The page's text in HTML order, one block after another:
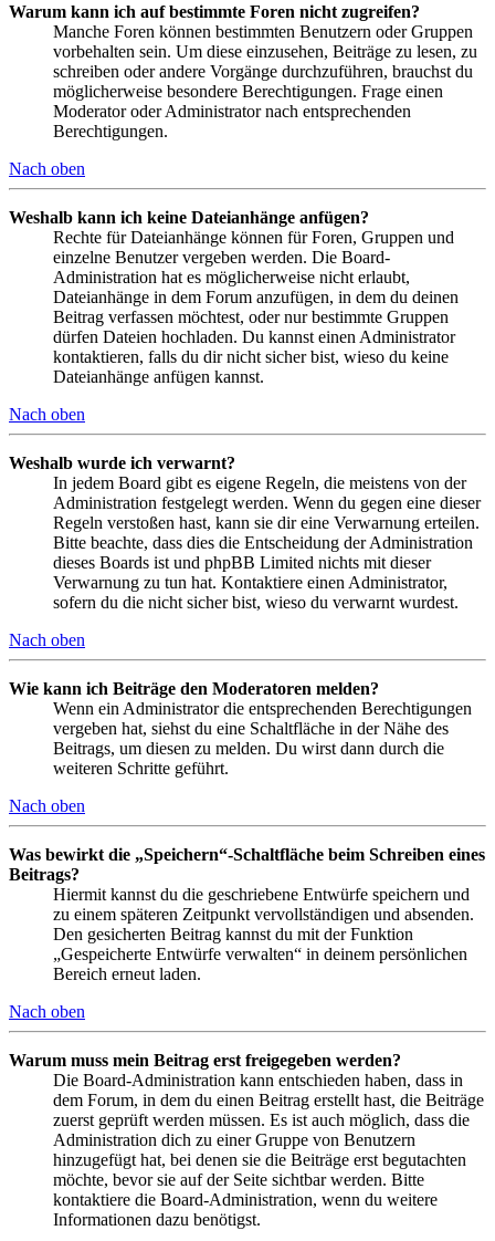
Warum kann ich auf bestimmte Foren nicht zugreifen?
Manche Foren können bestimmten Benutzern oder Gruppen
vorbehalten sein. Um diese einzusehen, Beiträge zu lesen, zu
schreiben oder andere Vorgänge durchzuführen, brauchst du
möglicherweise besondere Berechtigungen. Frage einen
Moderator oder Administrator nach entsprechenden
Berechtigungen.
Nach oben
Weshalb kann ich keine Dateianhänge anfügen?
Rechte für Dateianhänge können für Foren, Gruppen und
einzelne Benutzer vergeben werden. Die Board-
Administration hat es möglicherweise nicht erlaubt,
Dateianhänge in dem Forum anzufügen, in dem du deinen
Beitrag verfassen möchtest, oder nur bestimmte Gruppen
dürfen Dateien hochladen. Du kannst einen Administrator
kontaktieren, falls du dir nicht sicher bist, wieso du keine
Dateianhänge anfügen kannst.
Nach oben
Weshalb wurde ich verwarnt?
In jedem Board gibt es eigene Regeln, die meistens von der
Administration festgelegt werden. Wenn du gegen eine dieser
Regeln verstoßen hast, kann sie dir eine Verwarnung erteilen.
Bitte beachte, dass dies die Entscheidung der Administration
dieses Boards ist und phpBB Limited nichts mit dieser
Verwarnung zu tun hat. Kontaktiere einen Administrator,
sofern du die nicht sicher bist, wieso du verwarnt wurdest.
Nach oben
Wie kann ich Beiträge den Moderatoren melden?
Wenn ein Administrator die entsprechenden Berechtigungen
vergeben hat, siehst du eine Schaltfläche in der Nähe des
Beitrags, um diesen zu melden. Du wirst dann durch die
weiteren Schritte geführt.
Nach oben
Was bewirkt die „Speichern“-Schaltfläche beim Schreiben eines
Beitrags?
Hiermit kannst du die geschriebene Entwürfe speichern und
zu einem späteren Zeitpunkt vervollständigen und absenden.
Den gesicherten Beitrag kannst du mit der Funktion
„Gespeicherte Entwürfe verwalten“ in deinem persönlichen
Bereich erneut laden.
Nach oben
Warum muss mein Beitrag erst freigegeben werden?
Die Board-Administration kann entschieden haben, dass in
dem Forum, in dem du einen Beitrag erstellt hast, die Beiträge
zuerst geprüft werden müssen. Es ist auch möglich, dass die
Administration dich zu einer Gruppe von Benutzern
hinzugefügt hat, bei denen sie die Beiträge erst begutachten
möchte, bevor sie auf der Seite sichtbar werden. Bitte
kontaktiere die Board-Administration, wenn du weitere
Informationen dazu benötigst.